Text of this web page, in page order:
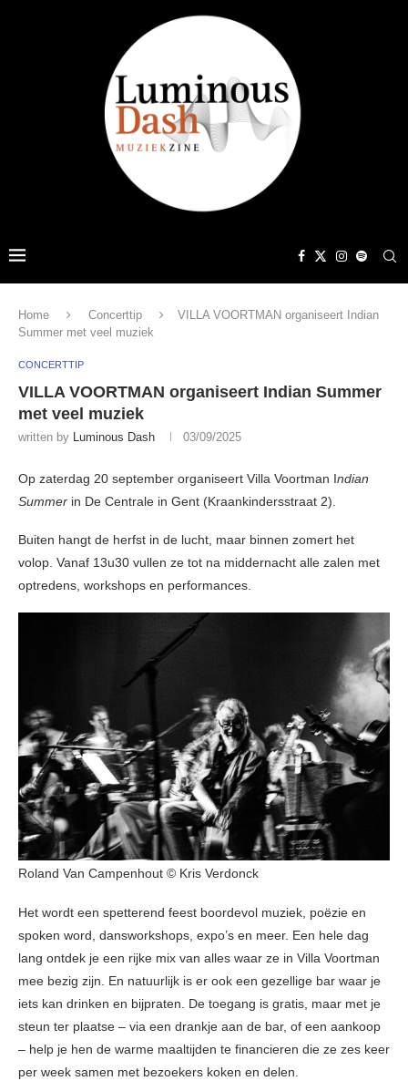
Home Concerttip
VILLA VOORTMAN organiseert Indian
Summer met veel muziek
CONCERTTIP
VILLA VOORTMAN organiseert Indian Summer
met veel muziek
written by Luminous Dash 03/09/2025
Op zaterdag 20 september organiseert Villa Voortman Indian
Summer in De Centrale in Gent (Kraankindersstraat 2).
Buiten hangt de herfst in de lucht, maar binnen zomert het
volop. Vanaf 13u30 vullen ze tot na middernacht alle zalen met
optredens, workshops en performances.
Roland Van Campenhout © Kris Verdonck
Het wordt een spetterend feest boordevol muziek, poëzie en
spoken word, dansworkshops, expo’s en meer. Een hele dag
lang ontdek je een rijke mix van alles waar ze in Villa Voortman
mee bezig zijn. En natuurlijk is er ook een gezellige bar waar je
iets kan drinken en bijpraten. De toegang is gratis, maar met je
steun ter plaatse – via een drankje aan de bar, of een aankoop
– help je hen de warme maaltijden te financieren die ze zes keer
per week samen met bezoekers koken en delen.